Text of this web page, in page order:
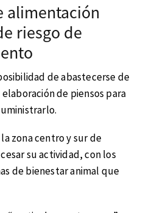
alimentación
riesgo de
de abastecerse de
de piensos para
zona centro y sur de
su actividad, con los
de bienestar animal que